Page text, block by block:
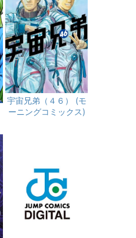
宇宙兄弟（４６） (モ
ーニングコミックス)